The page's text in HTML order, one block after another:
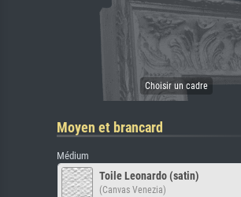
Moyen et brancard
Médium
Toile Leonardo (satin)
(Canvas Venezia)